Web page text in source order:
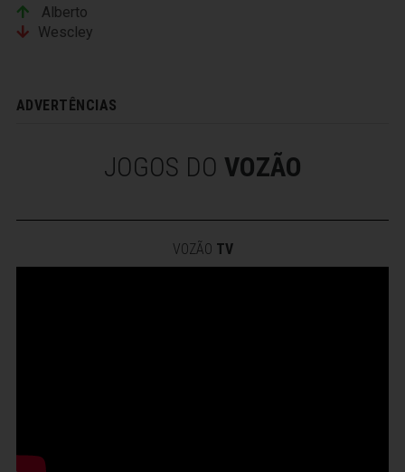
Alberto
Wescley
ADVERTÊNCIAS
JOGOS DO VOZÃO
VOZÃO TV